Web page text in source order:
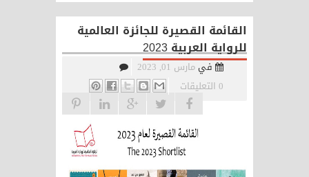
القائمة القصيرة للجائزة العالمية
للرواية العربية 2023
فيمارس 01, 2023
0 التعليقات